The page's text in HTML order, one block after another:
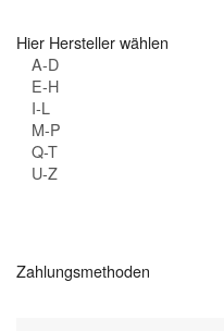
Hier Hersteller wählen
A-D
E-H
I-L
M-P
Q-T
U-Z
Zahlungsmethoden